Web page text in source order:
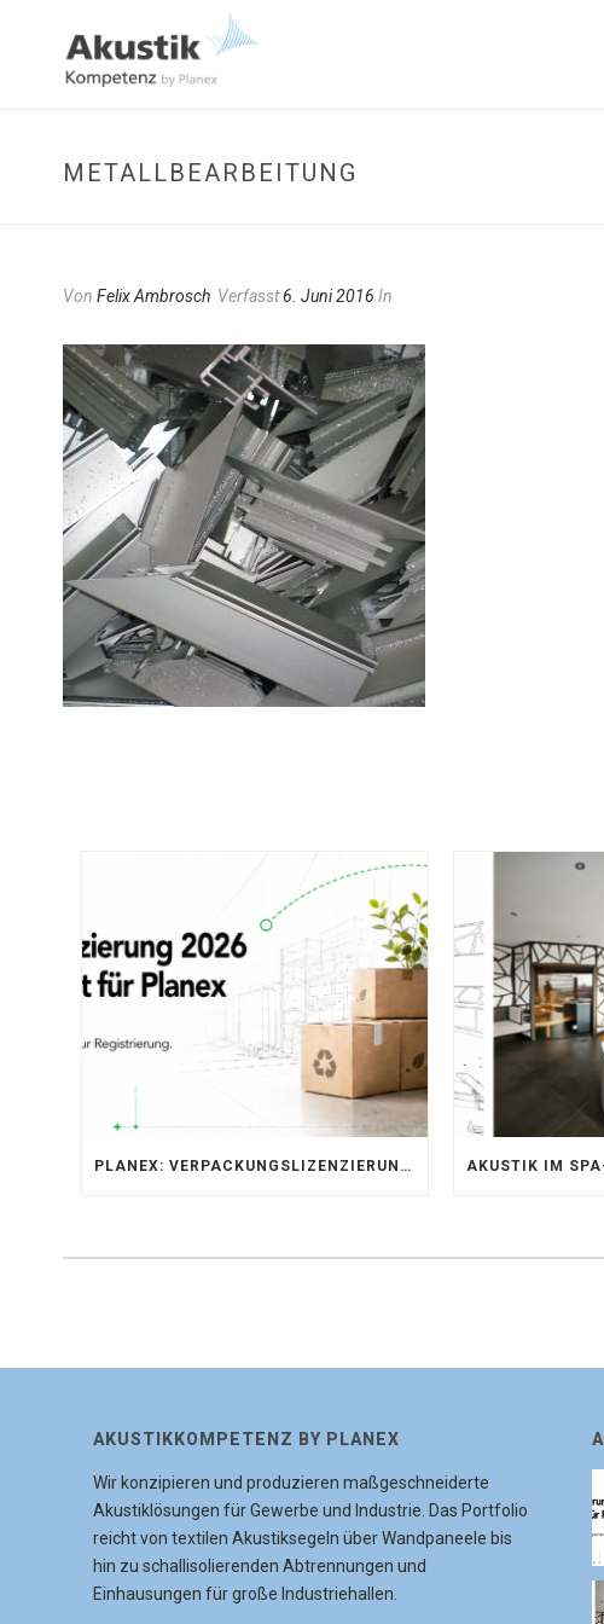
METALLBEARBEITUNG
Von Felix Ambrosch Verfasst6. Juni 2016 In
PLANEX: VERPACKUNGSLIZENZIERUNG ÜBER LIZENZERO & LUCID 2026
AKUSTIKKOMPETENZ BY PLANEX
Wir konzipieren und produzieren maßgeschneiderte
Akustiklösungen für Gewerbe und Industrie. Das Portfolio
reicht von textilen Akustiksegeln über Wandpaneele bis
hin zu schallisolierenden Abtrennungen und
Einhausungen für große Industriehallen.